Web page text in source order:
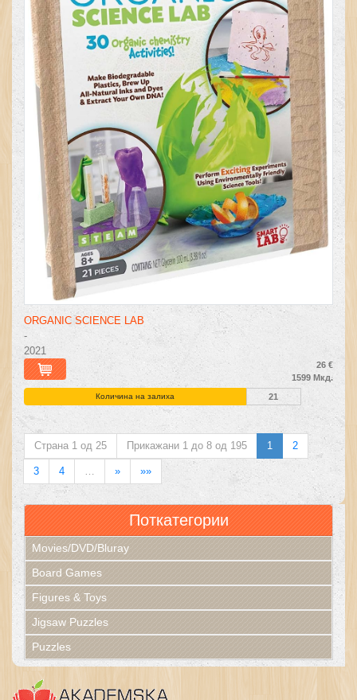
ORGANIC SCIENCE LAB
-
2021
26 €
1599 Мкд.
Количина на залиха 21
Страна 1 од 25 Прикажани 1 до 8 од 195 1 2
3 4 » »»
Поткатегории
Movies/DVD/Bluray
Board Games
Figures & Toys
Jigsaw Puzzles
Puzzles